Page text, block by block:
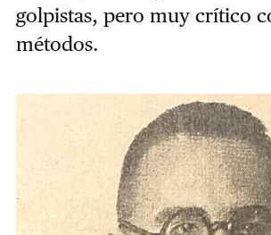
golpistas, pero muy crítico
métodos.